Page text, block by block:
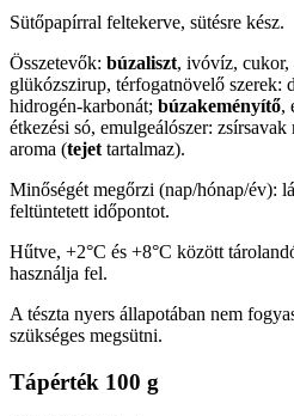
Sütőpapírral feltekerve, sütésre kész.
Összetevők: búzaliszt, ivóvíz, cukor,
glükózszirup, térfogatnövelő szerek:
hidrogén-karbonát; búzakeményítő,
étkezési só, emulgeálószer:
aroma (tejet tartalmaz).
Minőségét megőrzi (nap/hónap/év):
feltüntetett időpontot.
Hűtve, +2°C és +8°C között
használja fel.
A tészta nyers állapotában nem
szükséges megsütni.
Tápérték 100 g